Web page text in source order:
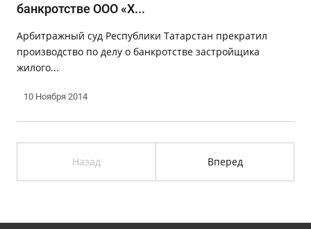
банкротстве ООО «Х...
Арбитражный суд Республики Татарстан прекратил
производство по делу о банкротстве застройщика
жилого...
10 Ноября 2014
Назад Вперед